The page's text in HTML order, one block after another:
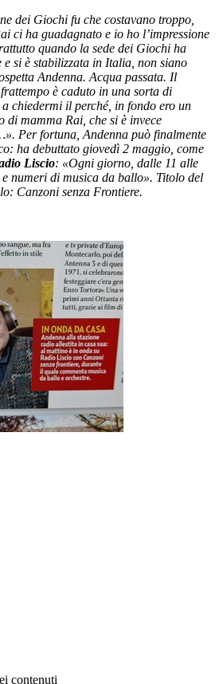
dei Giochi fu che costavano troppo,
ci ha guadagnato e io ho l’impressione
quando la sede dei Giochi ha
e si è stabilizzata in Italia, non siano
Andenna. Acqua passata. Il
è caduto in una sorta di
chiedermi il perché, in fondo ero un
di mamma Rai, che si è invece
Per fortuna, Andenna può finalmente
ha debuttato giovedì 2 maggio, come
Liscio: «Ogni giorno, dalle 11 alle
e numeri di musica da ballo». Titolo del
Canzoni senza Frontiere.
contenuti